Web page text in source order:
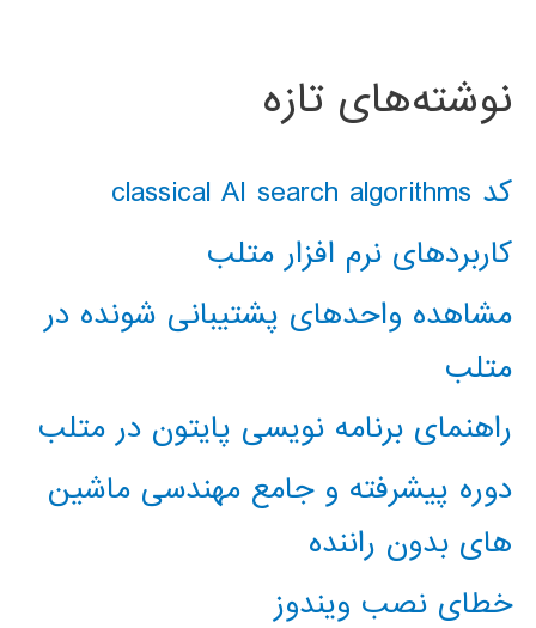
نوشته‌های تازه
کد classical AI search algorithms
کاربردهای نرم افزار متلب
مشاهده واحدهای پشتیبانی شونده در
متلب
راهنمای برنامه نویسی پایتون در متلب
دوره پیشرفته و جامع مهندسی ماشین
های بدون راننده
خطای نصب ویندوز